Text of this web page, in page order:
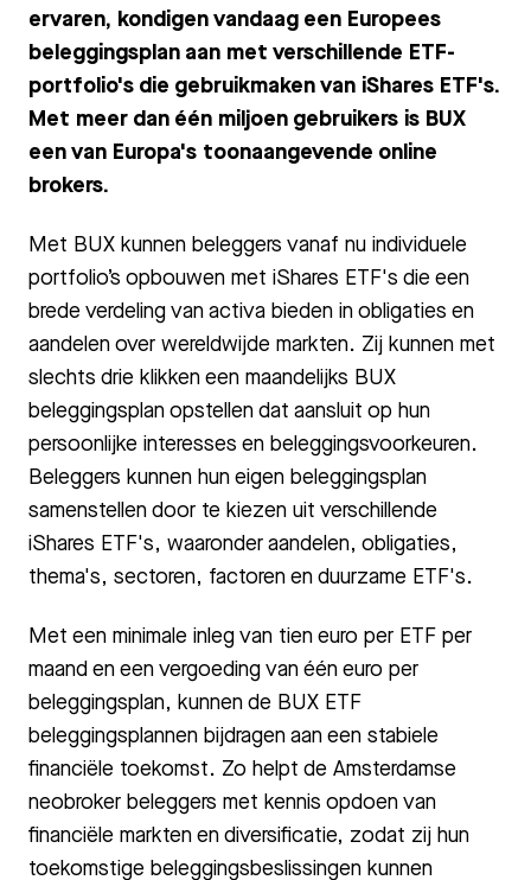
ervaren, kondigen vandaag een Europees
beleggingsplan aan met verschillende ETF-
portfolio's die gebruikmaken van iShares ETF's.
Met meer dan één miljoen gebruikers is BUX
een van Europa's toonaangevende online
brokers.
Met BUX kunnen beleggers vanaf nu individuele
portfolio’s opbouwen met iShares ETF's die een
brede verdeling van activa bieden in obligaties en
aandelen over wereldwijde markten. Zij kunnen met
slechts drie klikken een maandelijks BUX
beleggingsplan opstellen dat aansluit op hun
persoonlijke interesses en beleggingsvoorkeuren.
Beleggers kunnen hun eigen beleggingsplan
samenstellen door te kiezen uit verschillende
iShares ETF's, waaronder aandelen, obligaties,
thema's, sectoren, factoren en duurzame ETF's.
Met een minimale inleg van tien euro per ETF per
maand en een vergoeding van één euro per
beleggingsplan, kunnen de BUX ETF
beleggingsplannen bijdragen aan een stabiele
financiële toekomst. Zo helpt de Amsterdamse
neobroker beleggers met kennis opdoen van
financiële markten en diversificatie, zodat zij hun
toekomstige beleggingsbeslissingen kunnen